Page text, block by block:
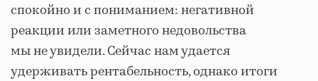
спокойно и с пониманием: негативной
реакции или заметного недовольства
мы не увидели. Сейчас нам удается
удерживать рентабельность, однако итоги